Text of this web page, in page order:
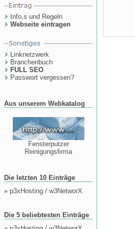
Info,s und Regeln
Webseite eintragen
Linknetzwerk
Branchenbuch
FULL SEO
Passwort vergessen?
Aus unserem Webkatalog
Fensterputzer
Reinigungsfirma
Die letzten 10 Einträge
» p3xHosting / w3NetworX
Die 5 beliebtesten Einträge